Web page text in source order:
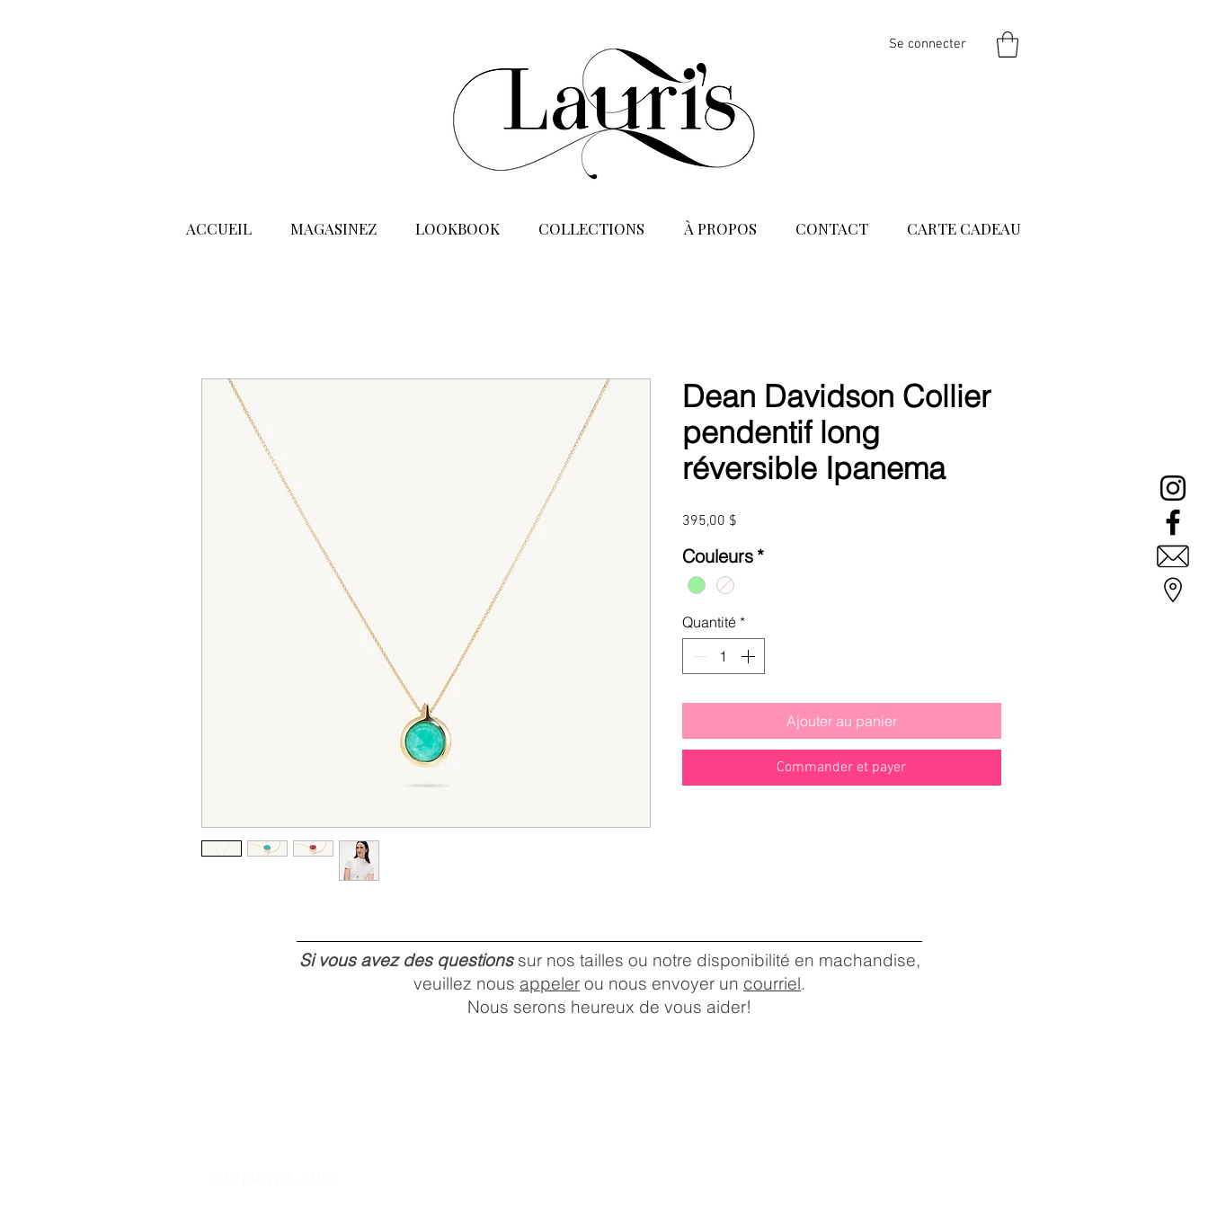
Se connecter
ACCUEIL MAGASINEZ LOOKBOOK COLLECTIONS À PROPOS CONTACT CARTE CADEAU
Dean Davidson Collier
pendentif long
réversible Ipanema
395,00 $Prix
Couleurs*
Quantité *
Ajouter au panier
Commander et payer
Si vous avez des questionssur nos tailles ou notre disponibilité en machandise,
veuillez nous appeler ou nous envoyer un courriel.
Nous serons heureux de vous aider!